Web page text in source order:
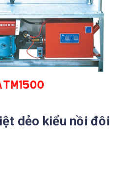
dẻo kiểu nồi đôi